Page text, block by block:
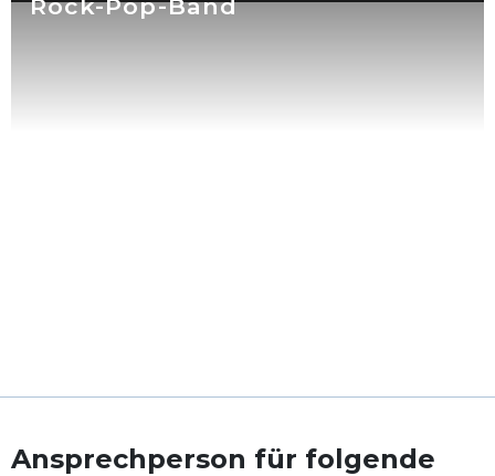
Rock-Pop-Band
Ansprechperson für folgende